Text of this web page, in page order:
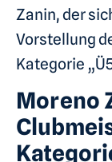
Zanin, der
Vorstellung
Kategorie
Moreno